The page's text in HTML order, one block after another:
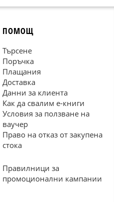
ПОМОЩ
Търсене
Поръчка
Плащания
Доставка
Данни за клиента
Как да свалим е-книги
Условия за ползване на
ваучер
Право на отказ от закупена
стока
Правилници за
промоционални кампании